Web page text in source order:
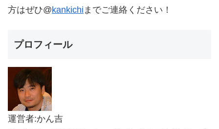
方はぜひ@kankichi までご連絡ください！
プロフィール
運営者:かん吉